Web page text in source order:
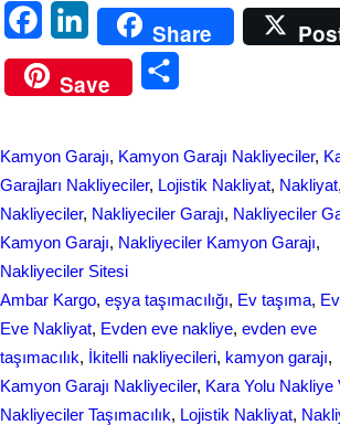
a
c
o
o
k
i
n
d
I
n
Share
Save
r
e
Kamyon Garajı, Kamyon Garajı Nakliyeciler,
Garajları Nakliyeciler, Lojistik Nakliyat, Nakliyat
Nakliyeciler, Nakliyeciler Garajı, Nakliyeciler
Kamyon Garajı, Nakliyeciler Kamyon Garajı
Nakliyeciler Sitesi
Ambar Kargo, eşya taşımacılığı, Ev taşıma,
Eve Nakliyat, Evden eve nakliye, evden eve
taşımacılık, İkitelli nakliyecileri, kamyon garajı
Kamyon Garajı Nakliyeciler, Kara Yolu Nakliye
Nakliyeciler Taşımacılık, Lojistik Nakliyat,